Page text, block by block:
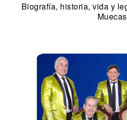
Biografía, historia, vida y
Muecas